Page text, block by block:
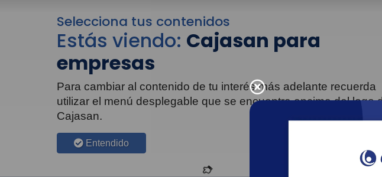
Selecciona tus contenidos
Estás viendo: Cajasan para
empresas
Para cambiar al contenido de tu interés más adelante recuerda
utilizar el menú desplegable que se encuentra encima del logo
Cajasan.
Entendido